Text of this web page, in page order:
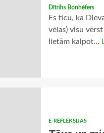
Dītrihs Bonhēfers
Es ticu, ka
vēlas) visu
lietām kalpot...
E-REFLEKSIJAS